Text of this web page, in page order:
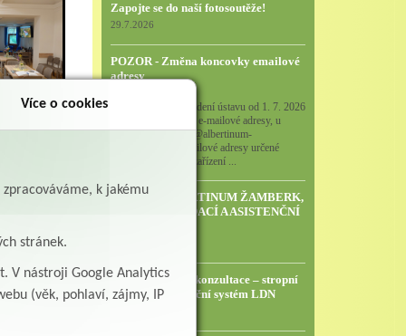
Více
Zapojte se do naší fotosoutěže!
29.7.2026
POZOR - Změna koncovky emailové
adresy
Podle rozhodnutí vedení ústavu od 1. 7. 2026
již nebudou funkční e-mailové adresy, u
nichž je koncovka: @albertinum-
olu.cz Všechny emailové adresy určené
směrem do našeho zařízení ...
VZMR – ALBERTINUM ŽAMBERK,
STROPNÍ ZVEDACÍ A ASISTENČNÍ
Předběžná tržní konzultace – stropní
zvedací a asistenční systém LDN
Více o cookies
k jakému
stránek.
V nástroji Google Analytics
(věk, pohlaví, zájmy, IP